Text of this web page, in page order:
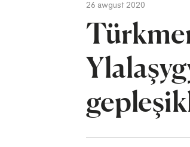
26 awgust 2020